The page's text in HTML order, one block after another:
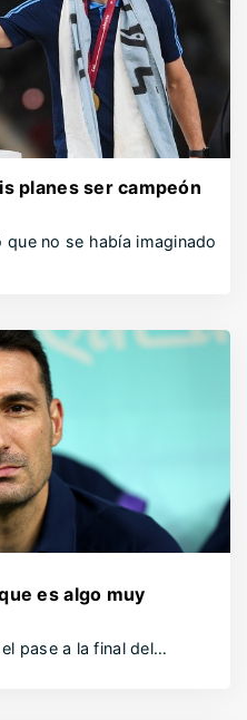
planes ser campeón
que no se había imaginado
es algo muy
pase a la final del…